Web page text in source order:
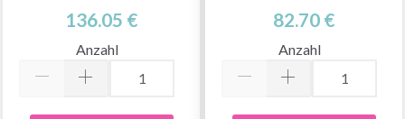
136.05 €
Anzahl
82.70 €
Anzahl